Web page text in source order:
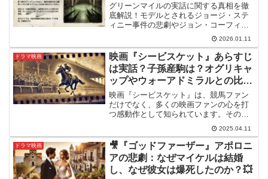
グリーンマイルの実話に関する真相を徹
底解説！モデルとされるジョージ・ステ
ィニー事件の悲劇やジョン・コーフィの
正体、真犯人の謎を深掘りします。なぜ
グリーンマイルの実話に基づくと噂され
るのか、その理由やトラウマ級の描写が
持つ意味を知ることで、物語の感動がさ
らに深まるはずです。
2026.01.11
ドラマ映画
映画『シービスケット』あらすじ
は実話？子孫産駒は？オグリキャ
ップやウォーアドミラルとの比
較！
映画『シービスケット』は、競馬ファン
だけでなく、多くの映画ファンの心を打
つ感動作として知られています。そのあ
らすじはまさに映画史に残る名作とさ
れ、実話をもとに制作されたことでも話
題となりました。シービスケットの意味
や、彼が残した産駒（子孫）...
2025.04.11
ドラマ映画
🎥『ゴッドファーザー』アポロニ
アの悲劇：なぜマイケルは結婚
し、なぜ彼女は爆死したのか？💥